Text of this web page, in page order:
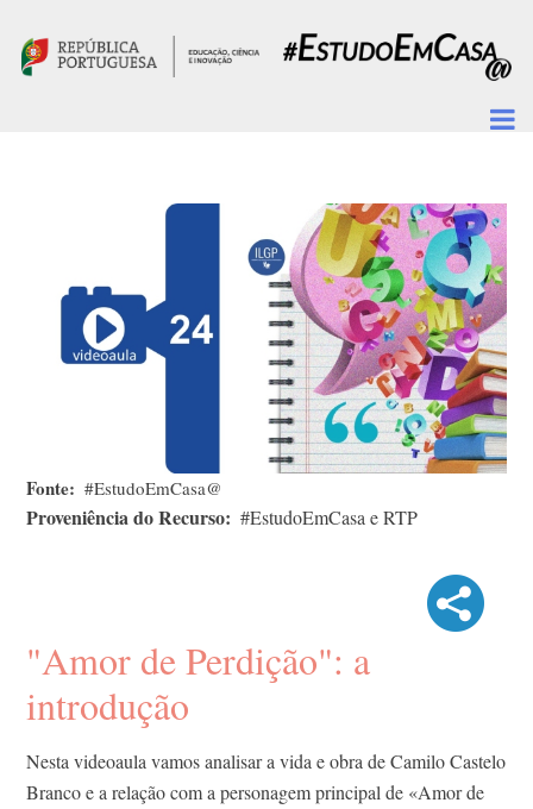
Fonte #EstudoEmCasa@
Proveniência do Recurso #EstudoEmCasa e RTP
"Amor de Perdição": a
introdução
Nesta videoaula vamos analisar a vida e obra de Camilo Castelo
Branco e a relação com a personagem principal de «Amor de